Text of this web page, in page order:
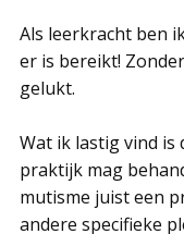
Als leerkracht ben
er is bereikt!
gelukt.
Wat ik lastig vind
praktijk mag
mutisme juist een
andere specifieke